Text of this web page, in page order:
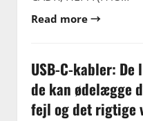
Read more →
USB-C-kabler:
de kan ødelægge
fejl og det rigtige